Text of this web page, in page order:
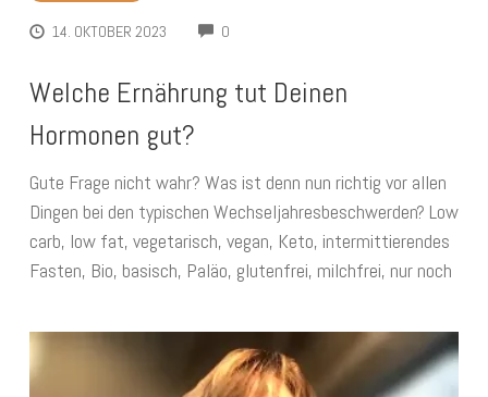
14. OKTOBER 2023 0
Welche Ernährung tut Deinen
Hormonen gut?
Gute Frage nicht wahr? Was ist denn nun richtig vor allen
Dingen bei den typischen Wechseljahresbeschwerden? Low
carb, low fat, vegetarisch, vegan, Keto, intermittierendes
Fasten, Bio, basisch, Paläo, glutenfrei, milchfrei, nur noch